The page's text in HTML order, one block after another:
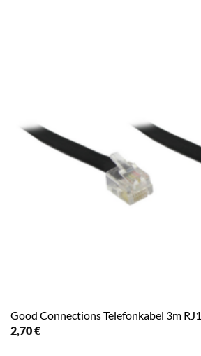
Good Connections Telefonkabel 3m
2,70€